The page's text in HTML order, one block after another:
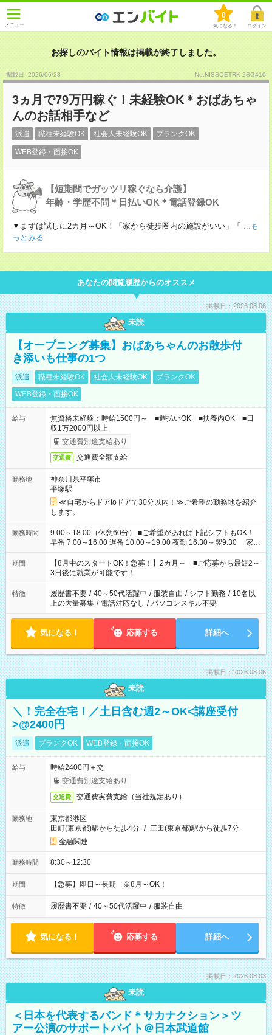
メニュー
0
気になる！ ログイン
お探しのバイト情報は掲載が終了しました。
掲載日 :2026/06/23 No.NISSOETRK-2SG410
3ヵ月で79万円稼ぐ！未経験OK＊おばあちゃ
んのお話相手など
派遣 職種未経験OK 社会人未経験OK ブランクOK
WEB登録・面接OK
【短期間でガッツリ稼ぐなら介護】
年齢・学歴不問＊日払いOK＊電話登録OK
▼まずは試しに2カ月～OK！「家から徒歩圏内の施設がいい」「 ...も
っとみる
あなたの閲覧履歴からのオススメ
掲載日：2026.08.06
未読
【オープニング募集】おばあちゃんのお散歩付
き添いも仕事の1つ
派遣 職種未経験OK 社会人未経験OK
ブランクOK
WEB登録・面接OK
給与
無資格未経験：時給1500円～ ■週払いOK ■扶養内OK ■日
収1万2000円以上
交通費別途支給あり
交通費 交通費全額支給
勤務地
神奈川県平塚市
平塚駅
≪自宅からドアtoドアで30分以内！≫ご希望の勤務地を紹介
します。
勤務時間
9:00～18:00（休憩60分） ■ご希望があれば下記シフトもOK！
早番 7:00～16:00 遅番 10:00～19:00 夜勤 16:30～翌9:30 「家族
と休みを合わせたい」 「余裕を持って夕飯の準備がしたい」
「できれば残業はしたくない」 など、ご希望を教えてください
ね。 ※Wワーク希望の方へ 今ご覧のお仕事で希望する勤務時間
と、もう1つのお仕事の勤務時間。 合計で週40時間を超える場
合は応募できません。
期間
【8月中のスタートOK！急募！】2カ月～ ■ご応募から最短2～
3日後に就業が可能です！
特徴 履歴書不要 / 40～50代活躍中 / 服装自由 / シフト勤務 / 10名以
上の大量募集 / 電話対応なし / パソコンスキル不要
気になる！ 応募する 詳細へ
掲載日：2026.08.06
未読
＼！完全在宅！／土日含む週2～OK<講座受付
>@2400円
派遣 ブランクOK WEB登録・面接OK
給与
時給2400円＋交
交通費別途支給あり
交通費 交通費実費支給（当社規定あり）
勤務地
東京都港区
田町(東京都)駅から徒歩4分 / 三田(東京都)駅から徒歩7分
金融関連
勤務時間 8:30～12:30
期間 【急募】即日～長期 ※8月～OK！
特徴 履歴書不要 / 40～50代活躍中 / 服装自由
気になる！ 応募する 詳細へ
掲載日：2026.08.03
未読
＜日本を代表するバンド＊サカナクション＞ツ
アー公演のサポートバイト＠日本武道館